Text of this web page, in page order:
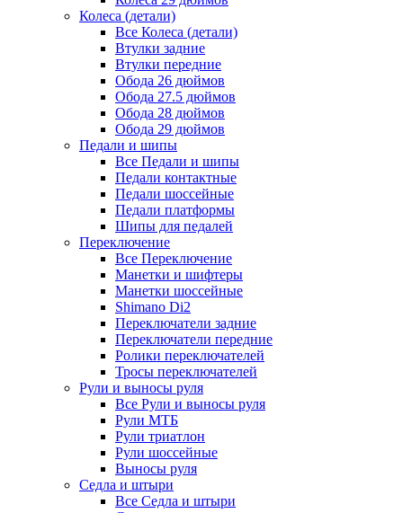
Колеса (детали)
Все Колеса (детали)
Втулки задние
Втулки передние
Обода 26 дюймов
Обода 27.5 дюймов
Обода 28 дюймов
Обода 29 дюймов
Педали и шипы
Все Педали и шипы
Педали контактные
Педали шоссейные
Педали платформы
Шипы для педалей
Переключение
Все Переключение
Манетки и шифтеры
Манетки шоссейные
Shimano Di2
Переключатели задние
Переключатели передние
Ролики переключателей
Тросы переключателей
Рули и выносы руля
Все Рули и выносы руля
Рули МТБ
Рули триатлон
Рули шоссейные
Выносы руля
Седла и штыри
Все Седла и штыри